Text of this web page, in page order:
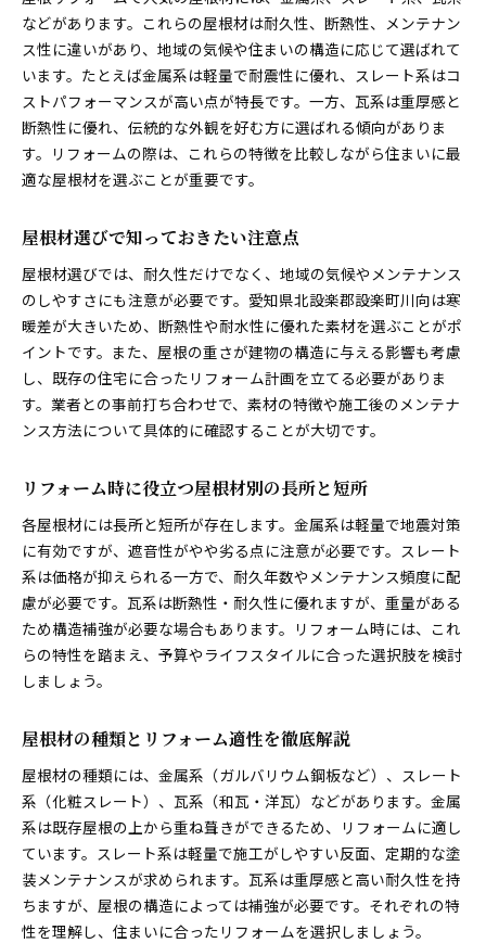
などがあります。これらの屋根材は耐久性、断熱性、メンテナン
ス性に違いがあり、地域の気候や住まいの構造に応じて選ばれて
います。たとえば金属系は軽量で耐震性に優れ、スレート系はコ
ストパフォーマンスが高い点が特長です。一方、瓦系は重厚感と
断熱性に優れ、伝統的な外観を好む方に選ばれる傾向がありま
す。リフォームの際は、これらの特徴を比較しながら住まいに最
適な屋根材を選ぶことが重要です。
屋根材選びで知っておきたい注意点
屋根材選びでは、耐久性だけでなく、地域の気候やメンテナンス
のしやすさにも注意が必要です。愛知県北設楽郡設楽町川向は寒
暖差が大きいため、断熱性や耐水性に優れた素材を選ぶことがポ
イントです。また、屋根の重さが建物の構造に与える影響も考慮
し、既存の住宅に合ったリフォーム計画を立てる必要がありま
す。業者との事前打ち合わせで、素材の特徴や施工後のメンテナ
ンス方法について具体的に確認することが大切です。
リフォーム時に役立つ屋根材別の長所と短所
各屋根材には長所と短所が存在します。金属系は軽量で地震対策
に有効ですが、遮音性がやや劣る点に注意が必要です。スレート
系は価格が抑えられる一方で、耐久年数やメンテナンス頻度に配
慮が必要です。瓦系は断熱性・耐久性に優れますが、重量がある
ため構造補強が必要な場合もあります。リフォーム時には、これ
らの特性を踏まえ、予算やライフスタイルに合った選択肢を検討
しましょう。
屋根材の種類とリフォーム適性を徹底解説
屋根材の種類には、金属系（ガルバリウム鋼板など）、スレート
系（化粧スレート）、瓦系（和瓦・洋瓦）などがあります。金属
系は既存屋根の上から重ね葺きができるため、リフォームに適し
ています。スレート系は軽量で施工がしやすい反面、定期的な塗
装メンテナンスが求められます。瓦系は重厚感と高い耐久性を持
ちますが、屋根の構造によっては補強が必要です。それぞれの特
性を理解し、住まいに合ったリフォームを選択しましょう。